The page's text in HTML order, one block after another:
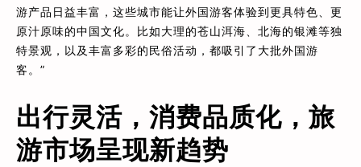
游产品日益丰富，这些城市能让外国游客体验到更具特色、更
原汁原味的中国文化。比如大理的苍山洱海、北海的银滩等独
特景观，以及丰富多彩的民俗活动，都吸引了大批外国游
客。”
出行灵活，消费品质化，旅
游市场呈现新趋势